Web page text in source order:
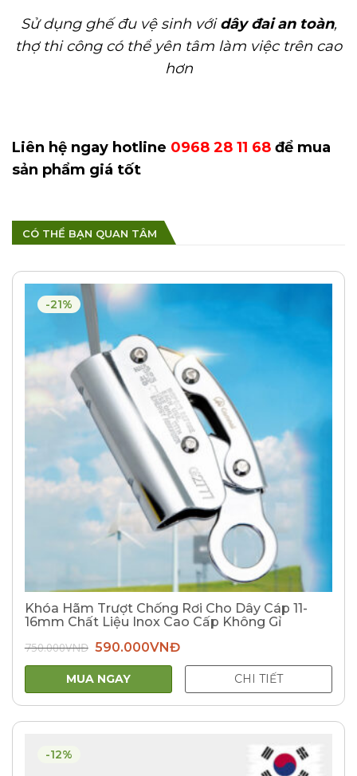
Sử dụng ghế đu vệ sinh vớidây đai an toàn,
thợ thi công có thể yên tâm làm việc trên cao
hơn
Liên hệ ngay hotline 0968 28 11 68 để mua
sản phẩm giá tốt
CÓ THỂ BẠN QUAN TÂM
-21%
Khóa Hãm Trượt Chống Rơi Cho Dây Cáp 11-
16mm Chất Liệu Inox Cao Cấp Không Gỉ
750.000VNĐ Giá
gốc
là:
750.000VNĐ.
590.000VNĐGiá
tại
590.000VNĐ.
MUA NGAY CHI TIẾT
-12%